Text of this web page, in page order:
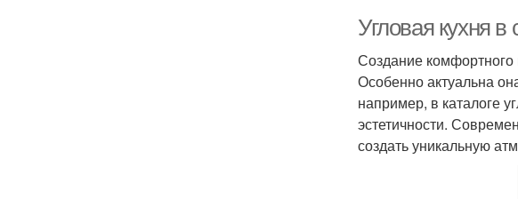
Угловая кухня
Создание комфортного
Особенно актуальна
например, в каталоге
эстетичности.
создать уникальную